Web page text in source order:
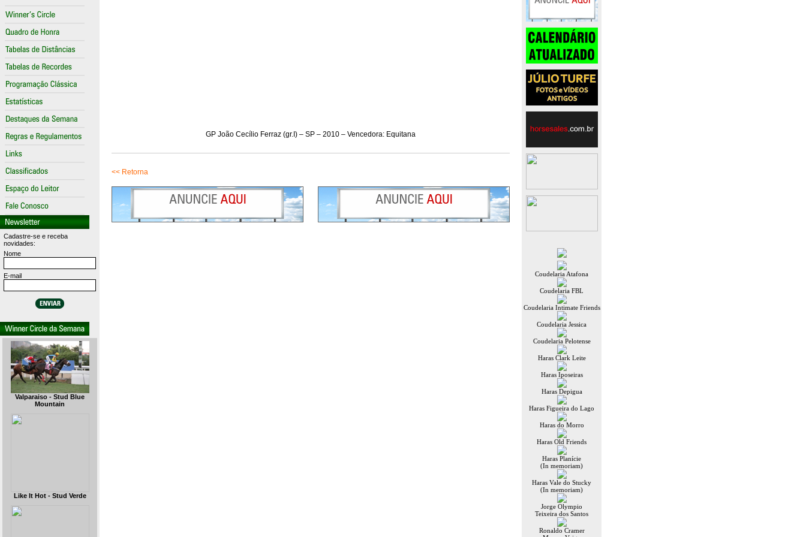
Cadastre-se e receba
novidades:
Nome
E-mail
Valparaiso - Stud Blue
Mountain
Like It Hot - Stud Verde
GP João Cecílio Ferraz (gr.I) – SP – 2010 – Vencedora: Equitana
<< Retorna
Coudelaria Atafona
Coudelaria FBL
Coudelaria Intimate Friends
Coudelaria Jessica
Coudelaria Pelotense
Haras Clark Leite
Haras Iposeiras
Haras Depigua
Haras Figueira do Lago
Haras do Morro
Haras Old Friends
Haras Planície
(In memoriam)
Haras Vale do Stucky
(In memoriam)
Jorge Olympio
Teixeira dos Santos
Ronaldo Cramer